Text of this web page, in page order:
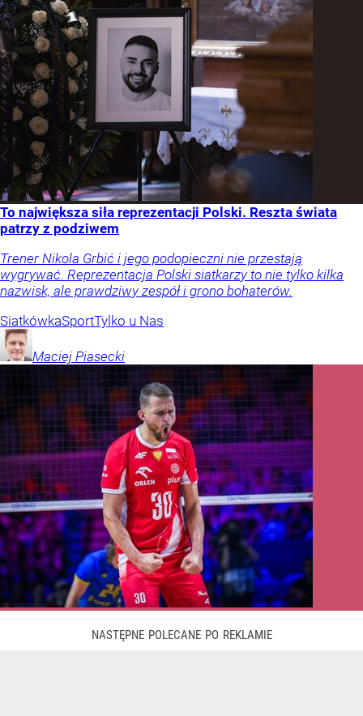
To największa siła reprezentacji Polski. Reszta świata
patrzy z podziwem
Trener Nikola Grbić i jego podopieczni nie przestają
wygrywać. Reprezentacja Polski siatkarzy to nie tylko kilka
nazwisk, ale prawdziwy zespół i grono bohaterów.
SiatkówkaSportTylko u Nas
Maciej Piasecki